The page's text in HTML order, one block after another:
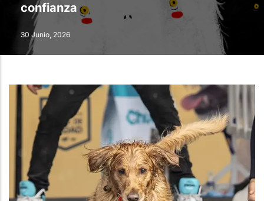
confianza
30 Junio, 2026